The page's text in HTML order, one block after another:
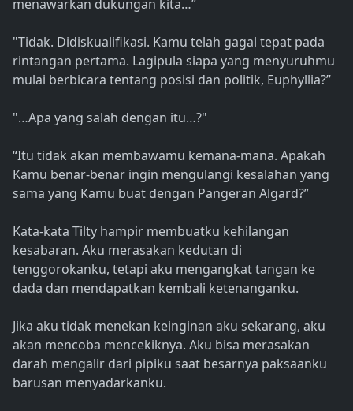
menawarkan dukungan kita…”
"Tidak. Didiskualifikasi. Kamu telah gagal tepat pada
rintangan pertama. Lagipula siapa yang menyuruhmu
mulai berbicara tentang posisi dan politik, Euphyllia?”
"…Apa yang salah dengan itu…?"
“Itu tidak akan membawamu kemana-mana. Apakah
Kamu benar-benar ingin mengulangi kesalahan yang
sama yang Kamu buat dengan Pangeran Algard?”
Kata-kata Tilty hampir membuatku kehilangan
kesabaran. Aku merasakan kedutan di
tenggorokanku, tetapi aku mengangkat tangan ke
dada dan mendapatkan kembali ketenanganku.
Jika aku tidak menekan keinginan aku sekarang, aku
akan mencoba mencekiknya. Aku bisa merasakan
darah mengalir dari pipiku saat besarnya paksaanku
barusan menyadarkanku.